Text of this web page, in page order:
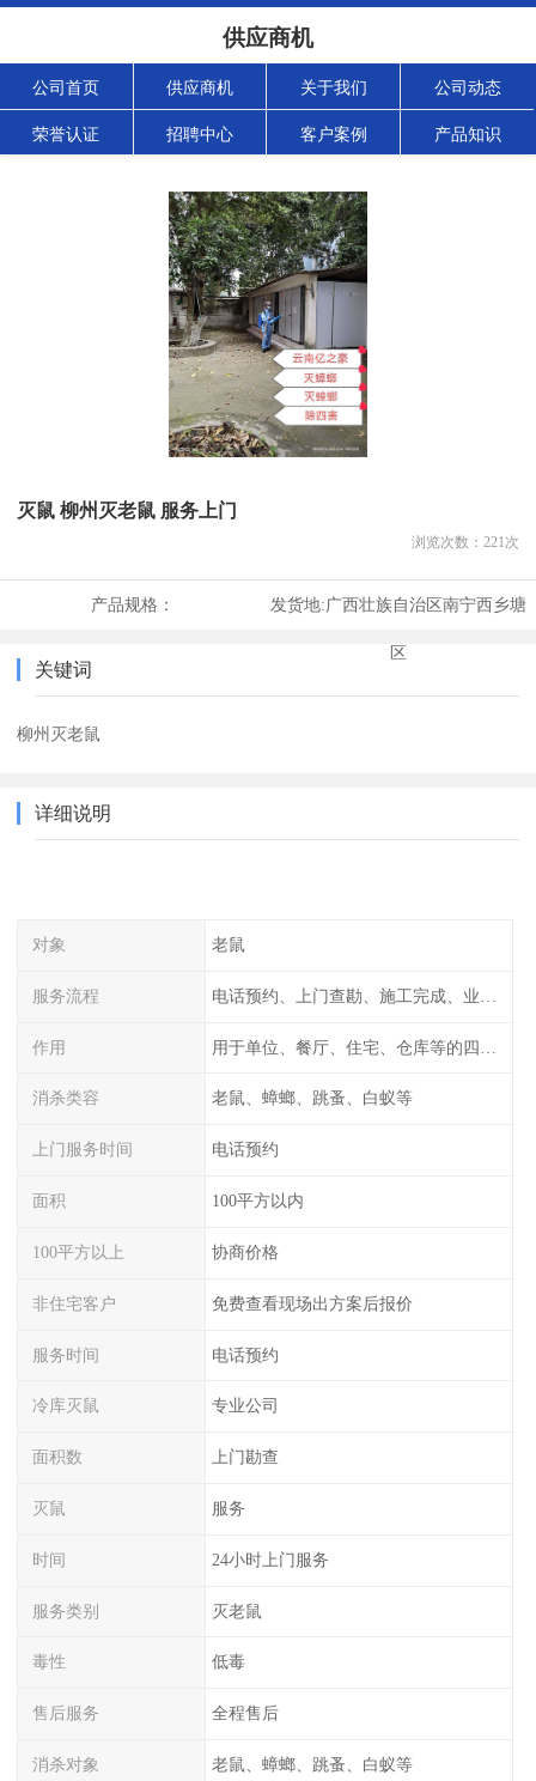
供应商机
公司首页 供应商机 关于我们 公司动态
荣誉认证 招聘中心 客户案例 产品知识
灭鼠 柳州灭老鼠 服务上门
浏览次数： 221次
产品规格： 发货地:广西壮族自治区南宁西乡塘
区
关键词
柳州灭老鼠
详细说明
对象 老鼠
服务流程
作用
消杀类容 老鼠、蟑螂、跳蚤、白蚁等
上门服务时间 电话预约
面积 100平方以内
100平方以上 协商价格
非住宅客户 免费查看现场出方案后报价
服务时间 电话预约
冷库灭鼠 专业公司
面积数 上门勘查
灭鼠 服务
时间 24小时上门服务
服务类别 灭老鼠
毒性 低毒
售后服务 全程售后
消杀对象 老鼠、蟑螂、跳蚤、白蚁等